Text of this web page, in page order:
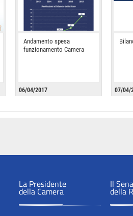
Andamento spesa
funzionamento Camera
06/04/2017 07/04/
La Presidente
della Camera
Il
della